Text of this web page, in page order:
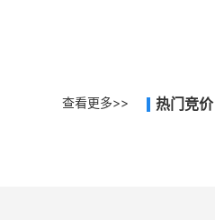
查看更多>> 热门竞价